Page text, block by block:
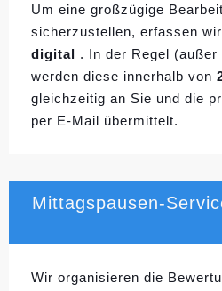
Um eine großzügige
sicherzustellen, erfassen
digital . In der Regel (außer
werden diese innerhalb von
gleichzeitig an Sie und die
per E-Mail übermittelt.
Mittagspausen-
Wir organisieren die